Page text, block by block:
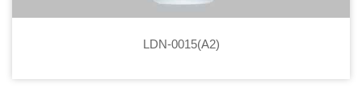
LDN-0015(A2)